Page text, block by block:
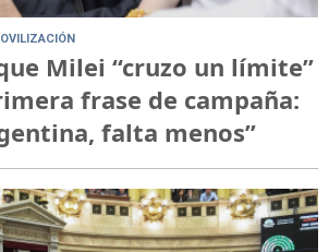
Milei “cruzo un límite”
frase de campaña:
falta menos”